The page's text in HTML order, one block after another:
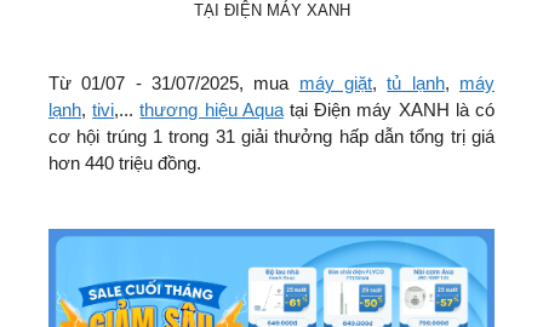
TẠI ĐIỆN MÁY XANH
Từ 01/07 - 31/07/2025, mua máy giặt,tủ lạnh, máy
lạnh,tivi,...thương hiệu Aquatại Điện máy XANH là có
cơ hội trúng 1 trong 31 giải thưởng hấp dẫn tổng trị giá
hơn 440 triệu đồng.